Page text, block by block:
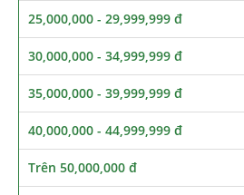
25,000,000 - 29,999,999 đ
30,000,000 - 34,999,999 đ
35,000,000 - 39,999,999 đ
40,000,000 - 44,999,999 đ
Trên 50,000,000 đ